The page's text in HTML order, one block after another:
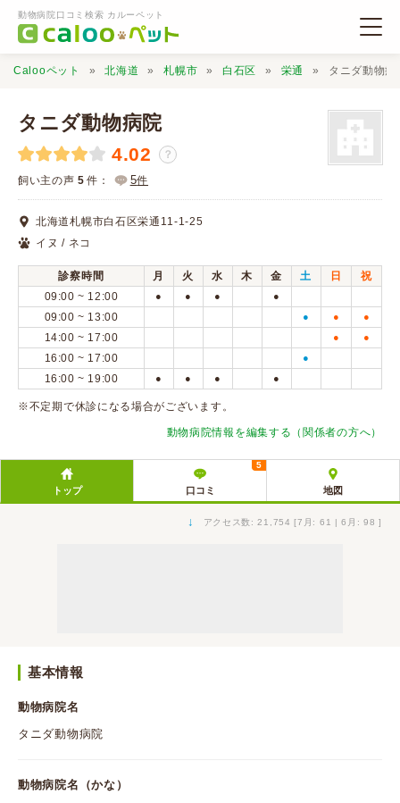
動物病院口コミ検索 カルーペット
動物病院検索
口コミ検索
Calooペットとは？
口コミ投稿
Calooペット 北海道 札幌市 白石区 栄通 タニダ動物病
タニダ動物病院
4.02 ？
飼い主の声 5 件： 5件
北海道札幌市白石区栄通11-1-25
イヌ / ネコ
診察時間 月 火 水 木 金 土 日
祝
09:00 ~ 12:00
● ● ● ●
09:00 ~ 13:00 ● ● ●
14:00 ~ 17:00 ● ●
16:00 ~ 17:00 ●
16:00 ~ 19:00 ● ● ● ●
※不定期で休診になる場合がございます。
動物病院情報を編集する（関係者の方へ）
トップ 口コミ
5
地図
↓ アクセス数: 21,754 [7月: 61 | 6月: 98 ]
基本情報
動物病院名
タニダ動物病院
動物病院名（かな）